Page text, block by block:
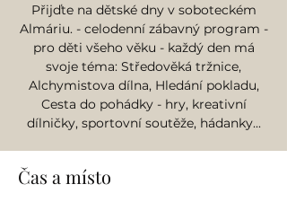
Přijďte na dětské dny v soboteckém
Almáriu. - celodenní zábavný program -
pro děti všeho věku - každý den má
svoje téma: Středověká tržnice,
Alchymistova dílna, Hledání pokladu,
Cesta do pohádky - hry, kreativní
dílničky, sportovní soutěže, hádanky...
Čas a místo